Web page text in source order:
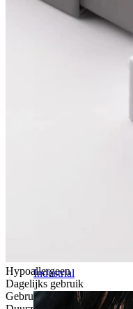
Industrial
Hypoallergeen
Dagelijks gebruik
Gebruikersvriendelijk